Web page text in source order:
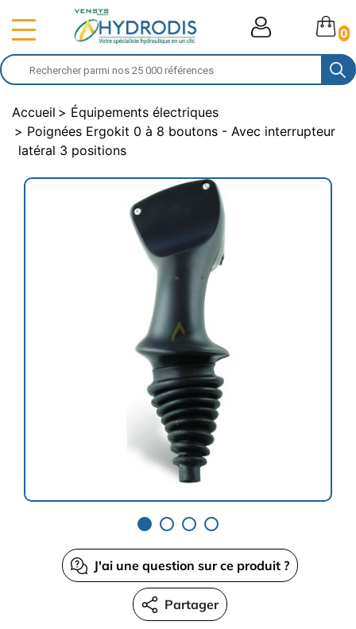
0
Accueil
Équipements électriques
Poignées Ergokit 0 à 8 boutons - Avec interrupteur
latéral 3 positions
J'ai une question sur ce produit ?
Partager